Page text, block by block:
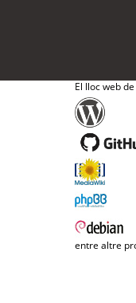
El lloc web
entre altre